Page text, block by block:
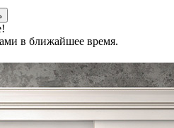
в ближайшее время.